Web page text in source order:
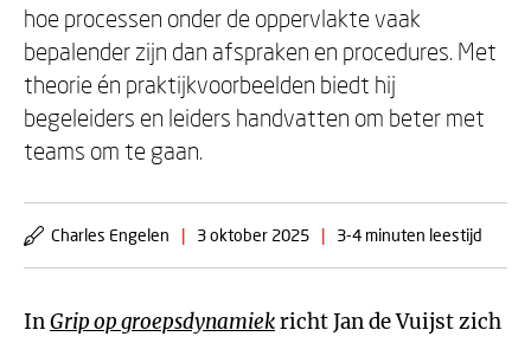
hoe processen onder de oppervlakte vaak
bepalender zijn dan afspraken en procedures. Met
theorie én praktijkvoorbeelden biedt hij
begeleiders en leiders handvatten om beter met
teams om te gaan.
Charles Engelen | 3 oktober 2025 | 3-4 minuten leestijd
InGrip op groepsdynamiekricht Jan de Vuijst zich